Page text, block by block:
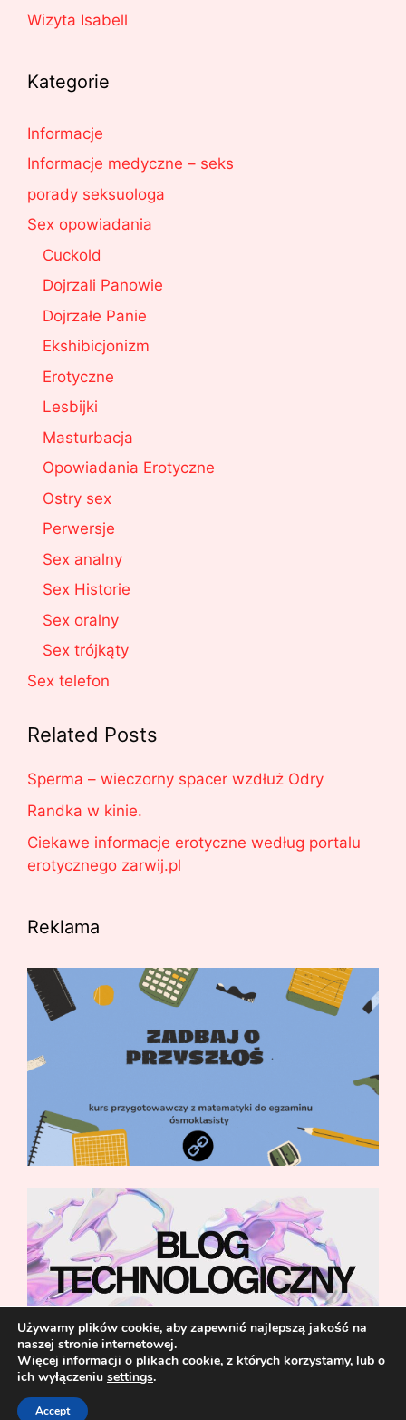
Wizyta Isabell
Kategorie
Informacje
Informacje medyczne – seks
porady seksuologa
Sex opowiadania
Cuckold
Dojrzali Panowie
Dojrzałe Panie
Ekshibicjonizm
Erotyczne
Lesbijki
Masturbacja
Opowiadania Erotyczne
Ostry sex
Perwersje
Sex analny
Sex Historie
Sex oralny
Sex trójkąty
Sex telefon
Related Posts
Sperma – wieczorny spacer wzdłuż Odry
Randka w kinie.
Ciekawe informacje erotyczne według portalu
erotycznego zarwij.pl
Reklama
Używamy plików cookie, aby zapewnić najlepszą jakość na
naszej stronie internetowej.
Więcej informacji o plikach cookie, z których korzystamy, lub o
ich wyłączeniu settings.
Accept